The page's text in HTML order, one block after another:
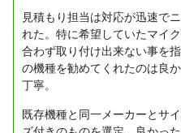
見積もり担当は対応が迅速で
れた。特に希望していたマイ
合わず取り付け出来ない事を
の機種を勧めてくれたのは良
丁寧。
既存機種と同一メーカーとサ